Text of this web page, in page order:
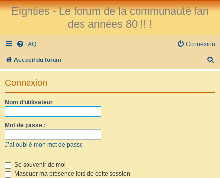
Eighties - Le forum de la communauté fan
des années 80 !! !
FAQ Connexion
Accueil du forum
e
Connexion
Nom d’utilisateur :
Mot de passe :
J’ai oublié mon mot de passe
Se souvenir de moi
Masquer ma présence lors de cette session